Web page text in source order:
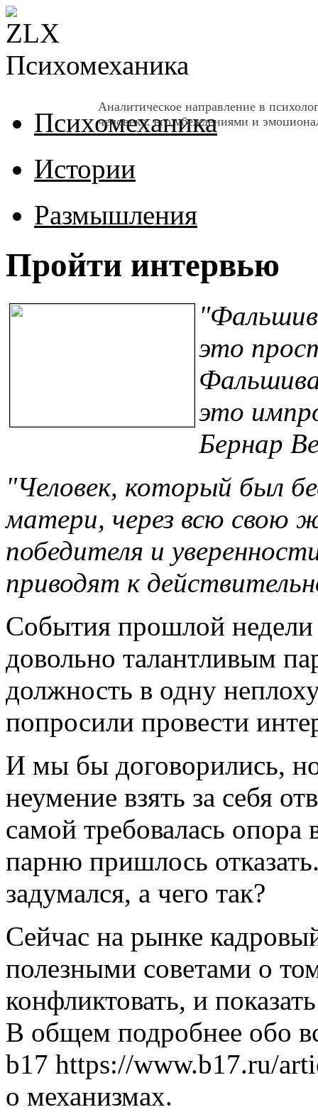
Психомеханика
Аналитическое направление в
человека, его убеждениями и
Психомеханика
Истории
Размышления
Пройти интервью
это
это
Бернар
"Человек, который был
матери, через всю свою
победителя и
приводят к
События прошлой
довольно талантливым
должность в одну
попросили провести
И мы бы договорились,
неумение взять за себя
самой требовалась опора
парню пришлось
задумался, а чего так?
Сейчас на рынке
полезными советами о
конфликтовать, и
В общем подробнее обо
b17 https://www.b17.ru/
о механизмах.